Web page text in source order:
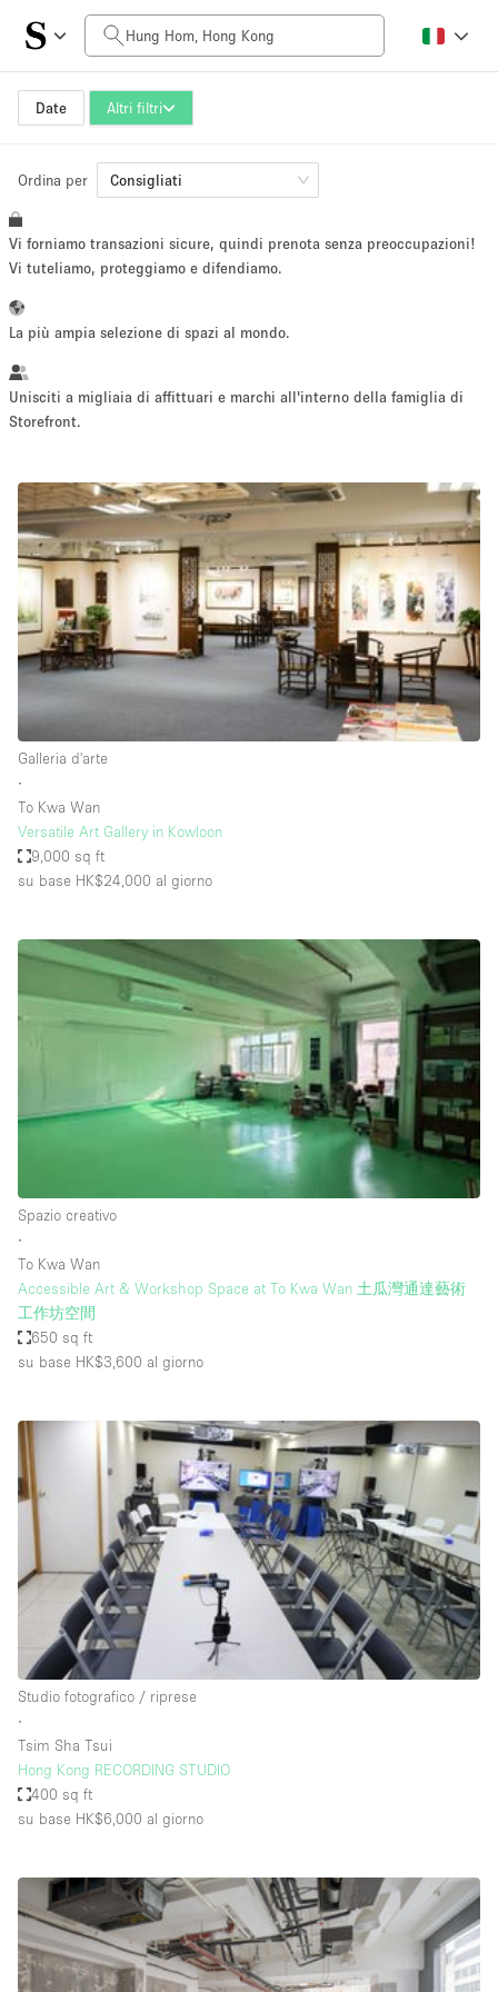
Date Altri filtri
Prezzo al giorno
HK$0
Dimensioni dello spazio
5000+ sq ft
~ 13 persone
artistico
Servizio
fotografico
Conferenza Meeting Ufficio
Acquista
Condividi
Tipo di spazio
Acquista Condividi
Atelier / Laboratorio
Camion
Container
Fiera/festival
Imbarcazione
Negozio in centro commerciale
Sala conferenze
Sala riunioni
Salone
Spazio hall
Spazio per Eventi
Spazio pubblicitario
Spazio unico
Stand / Bancarella
Stand / Chiosco / Stand
Studio fotografico / riprese
Terrazzo
Uffici
Villa / Casa
Accesso per disabili
Ampia Porta d'Ingresso
Ordina per Consigliati
Vi forniamo transazioni sicure, quindi prenota senza preoccupazioni!
Vi tuteliamo, proteggiamo e difendiamo.
La più ampia selezione di spazi al mondo.
Unisciti a migliaia di affittuari e marchi all'interno della famiglia di
Storefront.
Galleria d'arte
∙
To Kwa Wan
Versatile Art Gallery in Kowloon
9,000 sq ft
su base HK$24,000 al giorno
Spazio creativo
∙
To Kwa Wan
Accessible Art & Workshop Space at To Kwa Wan 土瓜灣通達藝術
工作坊空間
650 sq ft
su base HK$3,600 al giorno
Studio fotografico / riprese
∙
Tsim Sha Tsui
Hong Kong RECORDING STUDIO
400 sq ft
su base HK$6,000 al giorno